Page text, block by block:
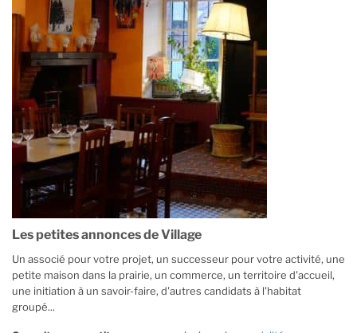
Les petites annonces de Village
Un associé pour votre projet, un successeur pour votre activité, une
petite maison dans la prairie, un commerce, un territoire d'accueil,
une initiation à un savoir-faire, d'autres candidats à l'habitat
groupé...